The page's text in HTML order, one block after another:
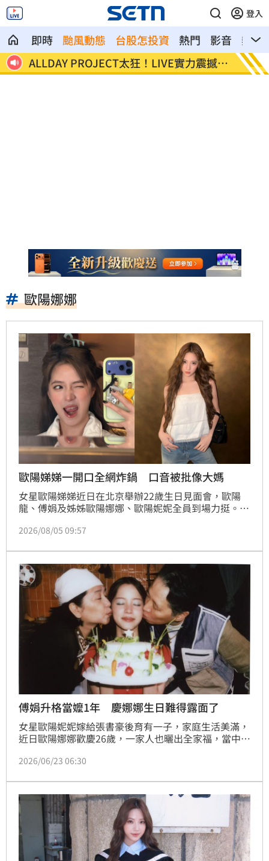
登入
即時 颱風動態 台股怎投資 熱門 影音
熱搜
全 顧立雄視導第三作戰區 慰勉參演官兵辛
勞
放雙
歐陽娜娜
歐陽娣娣一開口全網炸鍋 口音被批像大媽
女星歐陽娣娣近日在北京舉辦22歲生日見面會，歐陽
龍、傅娟及姊姊歐陽娜娜、歐陽妮妮全員到場力挺。歐
造營亞洲》取得第八名，成功以女團Gen1es成員身份
發網友熱烈討論，部分民眾直呼不習慣，甚至狠批發音
土氣，面對外界對於口音及國籍的質疑，歐陽娣娣低調
回應，強調希望能讓大眾認識身為獨立個體的自己，而
非僅是誰的妹妹，展現積極經營演藝事業的決心。
2026/08/05 09:57
傅娟升格當嬤1年 慶娜娜生日難得露面了
女星歐陽妮妮嫁給張書豪後育有一子，家庭生活美滿，
近日歐陽娜娜歡慶26歲，一家人也曬出全家福，當中也
2026/06/23 06:30